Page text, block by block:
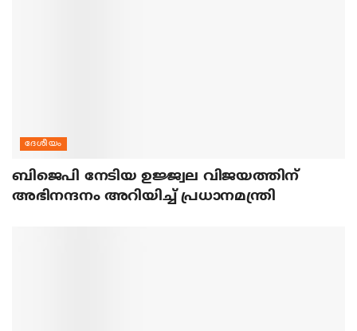
ദേശീയം
ബിജെപി നേടിയ ഉജ്ജ്വല വിജയത്തിന്
അഭിനന്ദനം അറിയിച്ച് പ്രധാനമന്ത്രി